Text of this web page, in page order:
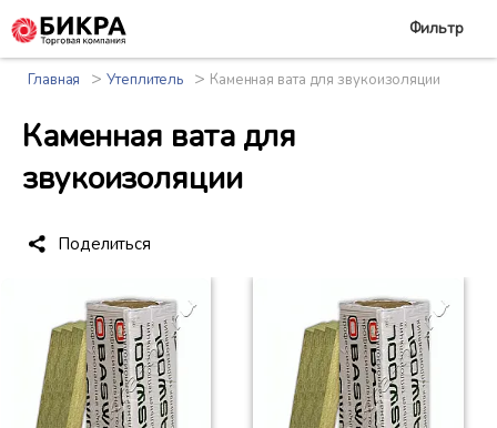
Главная >Утеплитель > Каменная вата для звукоизоляции
Каменная вата для
звукоизоляции
Поделиться
Фильтр